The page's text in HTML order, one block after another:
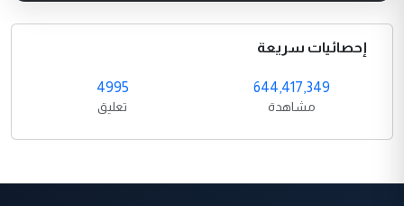
إحصائيات سريعة
644,417,349
مشاهدة
4995
تعليق